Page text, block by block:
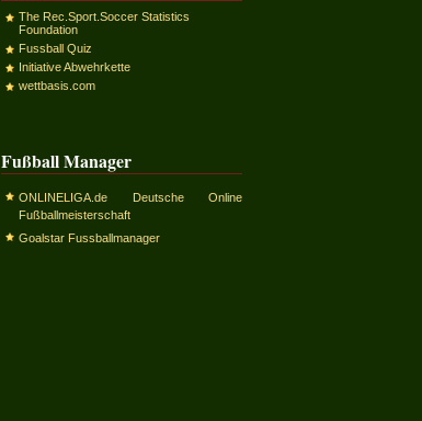
The Rec.Sport.Soccer Statistics
Foundation
Fussball Quiz
Initiative Abwehrkette
wettbasis.com
Fußball Manager
ONLINELIGA.de Deutsche Online
Fußballmeisterschaft
Goalstar Fussballmanager